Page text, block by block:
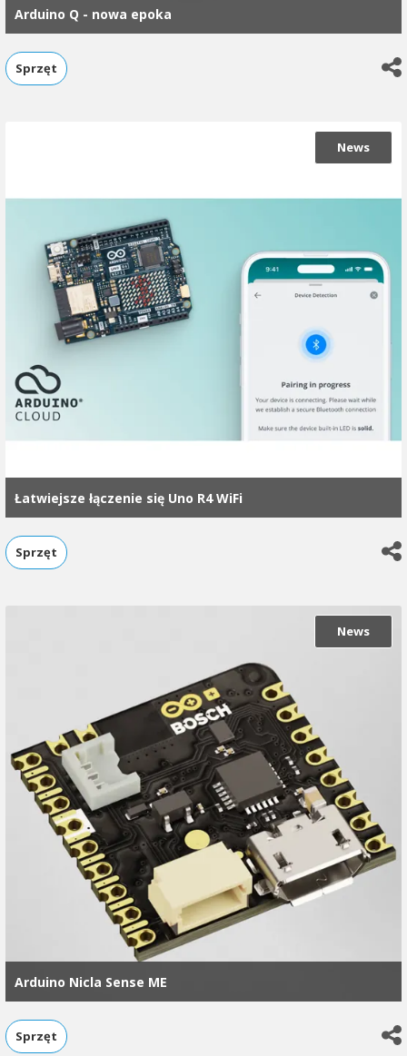
Arduino Q - nowa epoka
Sprzęt
News
Łatwiejsze łączenie się Uno R4 WiFi
Sprzęt
News
Arduino Nicla Sense ME
Sprzęt